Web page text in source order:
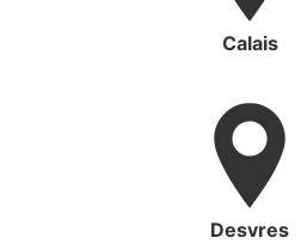
Calais
Desvres